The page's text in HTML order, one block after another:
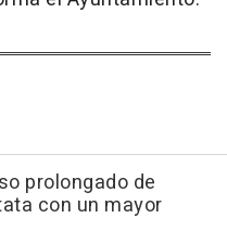
prolongado de
con un mayor